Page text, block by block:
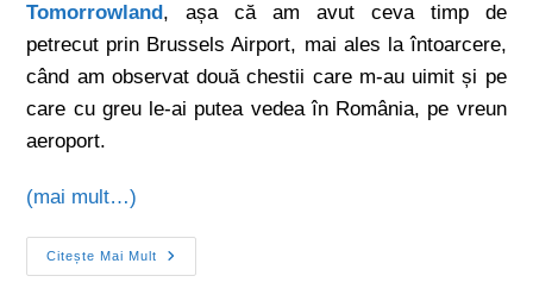
Tomorrowland, așa că am avut ceva timp de
petrecut prin Brussels Airport, mai ales la întoarcere,
când am observat două chestii care m-au uimit și pe
care cu greu le-ai putea vedea în România, pe vreun
aeroport.
(mai mult…)
Citește Mai Mult